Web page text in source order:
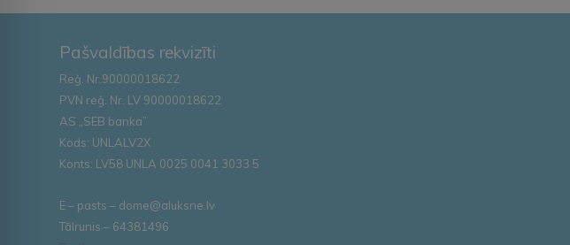
Pašvaldības rekvizīti
Reģ. Nr.90000018622
PVN reģ. Nr. LV 90000018622
AS „SEB banka”
Kods: UNLALV2X
Konts: LV58 UNLA 0025 0041 3033 5
E – pasts – dome@aluksne.lv
Tālrunis – 64381496